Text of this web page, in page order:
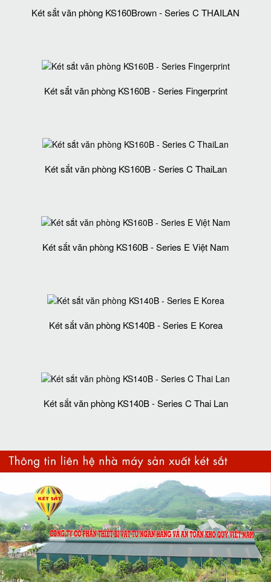
Két sắt văn phòng KS160Brown - Series C THAILAN
Két sắt văn phòng KS160B - Series Fingerprint
Két sắt văn phòng KS160B - Series C ThaiLan
Két sắt văn phòng KS160B - Series E Việt Nam
Két sắt văn phòng KS140B - Series E Korea
Két sắt văn phòng KS140B - Series C Thai Lan